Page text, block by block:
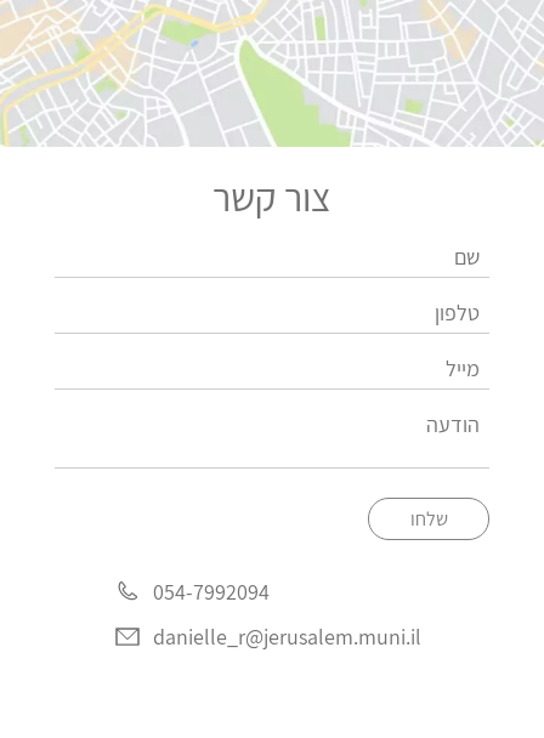
צור קשר
שלחו
054-7992094
danielle_r@jerusalem.muni.il